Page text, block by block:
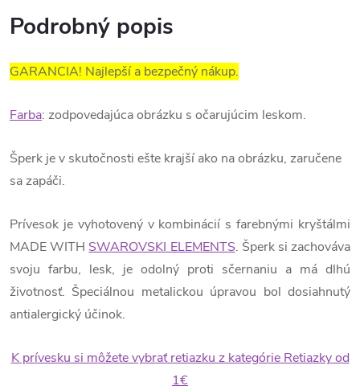
Podrobný popis
GARANCIA! Najlepší a bezpečný nákup.
Farba: zodpovedajúca obrázku s očarujúcim leskom.
Šperk je v skutočnosti ešte krajší ako na obrázku, zaručene
sa zapáči.
Prívesok je vyhotovený v kombinácií s farebnými kryštálmi
MADE WITH SWAROVSKI ELEMENTS. Šperk si zachováva
svoju farbu, lesk, je odolný proti sčernaniu a má dlhú
životnosť. Špeciálnou metalickou úpravou bol dosiahnutý
antialergický účinok.
K prívesku si môžete vybrať retiazku z kategórie Retiazky od
1€